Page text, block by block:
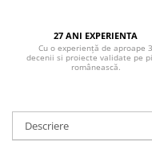
Boxe portabile27 ANI EXPERIENTA
Cu o experiență de aproape 3
decenii si proiecte validate pe
românească.
Descriere